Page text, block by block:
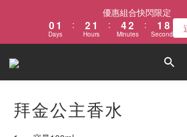
優惠組合快閃限定
01
0
Days
:
2
1
1
0
Hours
:
5
4
3
0
3
2
1
Minutes
:
2
1
0
4
3
2
0
Seconds
拜金公主香水